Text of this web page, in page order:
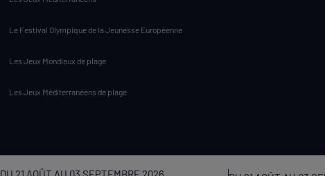
Le Festival Olympique de la Jeunesse Européenne
Les Jeux Mondiaux de plage
Les Jeux Méditerranéens de plage